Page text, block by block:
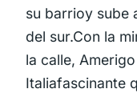
su barrioy sube
del sur.Con la
la calle,
Italiafascinante